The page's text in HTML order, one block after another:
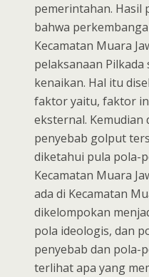
pemerintahan. Hasil
bahwa
Kecamatan Muara
pelaksanaan Pilkada
kenaikan. Hal itu
faktor yaitu, faktor
eksternal.
penyebab golput
diketahui pula pola-
Kecamatan Muara
ada di Kecamatan
dikelompokan
pola ideologis, dan
penyebab dan pola-
terlihat apa yang